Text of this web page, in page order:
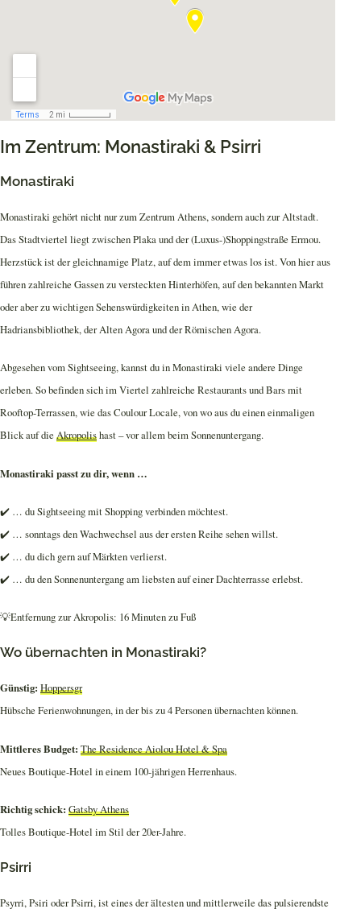
Im Zentrum: Monastiraki & Psirri
Monastiraki
Monastiraki gehört nicht nur zum Zentrum Athens, sondern auch zur Altstadt.
Das Stadtviertel liegt zwischen Plaka und der (Luxus-)Shoppingstraße Ermou.
Herzstück ist der gleichnamige Platz, auf dem immer etwas los ist. Von hier aus
führen zahlreiche Gassen zu versteckten Hinterhöfen, auf den bekannten Markt
oder aber zu wichtigen Sehenswürdigkeiten in Athen, wie der
Hadriansbibliothek, der Alten Agora und der Römischen Agora.
Abgesehen vom Sightseeing, kannst du in Monastiraki viele andere Dinge
erleben. So befinden sich im Viertel zahlreiche Restaurants und Bars mit
Rooftop-Terrassen, wie das Coulour Locale, von wo aus du einen einmaligen
Blick auf die Akropolishast – vor allem beim Sonnenuntergang.
Monastiraki passt zu dir, wenn …
✔️ … du Sightseeing mit Shopping verbinden möchtest.
✔️ … sonntags den Wachwechsel aus der ersten Reihe sehen willst.
✔️ … du dich gern auf Märkten verlierst.
✔️ … du den Sonnenuntergang am liebsten auf einer Dachterrasse erlebst.
💡Entfernung zur Akropolis: 16 Minuten zu Fuß
Wo übernachten in Monastiraki?
Günstig: Hoppersgr
Hübsche Ferienwohnungen, in der bis zu 4 Personen übernachten können.
Mittleres Budget: The Residence Aiolou Hotel & Spa
Neues Boutique-Hotel in einem 100-jährigen Herrenhaus.
Richtig schick: Gatsby Athens
Tolles Boutique-Hotel im Stil der 20er-Jahre.
Psirri
Psyrri, Psiri oder Psirri, ist eines der ältesten und mittlerweile das pulsierendste